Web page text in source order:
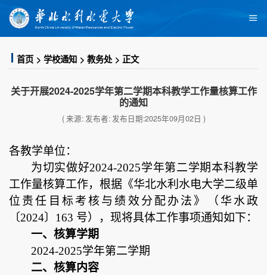
首页 学校通知 教务处 正文
关于开展2024-2025学年第二学期本科教学工作量核算工作
的通知
( 来源: 发布者: 发布日期:2025年09月02日 )
各教学单位：
为切实做好2024-2025学年第二学期本科教学
工作量核算工作， 根据 《华北水利水电大学二级单
位责任目标考核与绩效分配办法》（华水政
〔2024〕163 号）， 现将具体工作事项通知如下：
一、核算学期
2024-2025学年第二学期
二、核算内容